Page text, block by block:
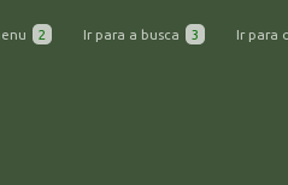
2 Ir para a busca 3 Ir para